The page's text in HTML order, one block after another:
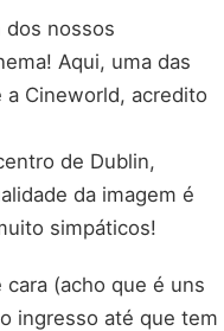
dos nossos
Aqui, uma das
a Cineworld, acredito
de Dublin,
da imagem é
simpáticos!
(acho que é uns
ingresso até que tem